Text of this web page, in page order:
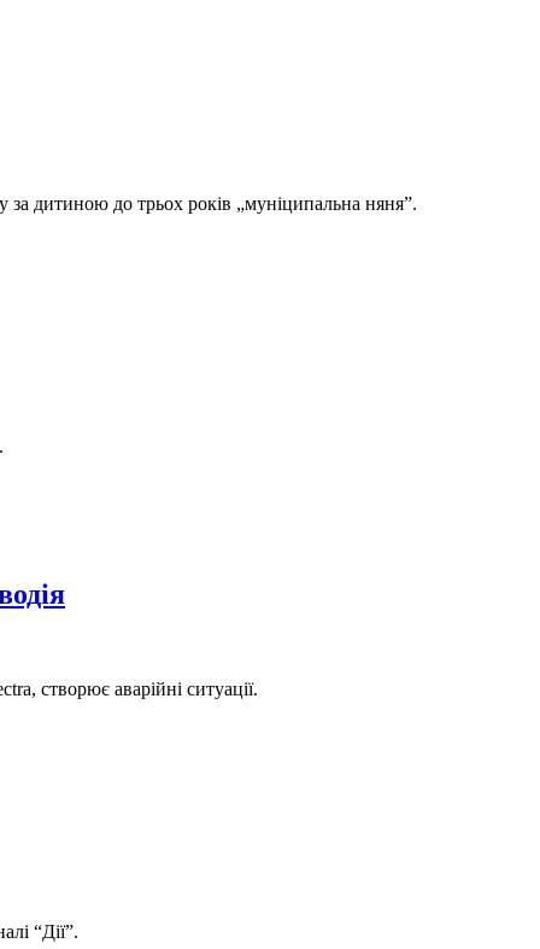
за дитиною до трьох років „муніципальна няняˮ.
створює аварійні ситуації.
“Дії”.